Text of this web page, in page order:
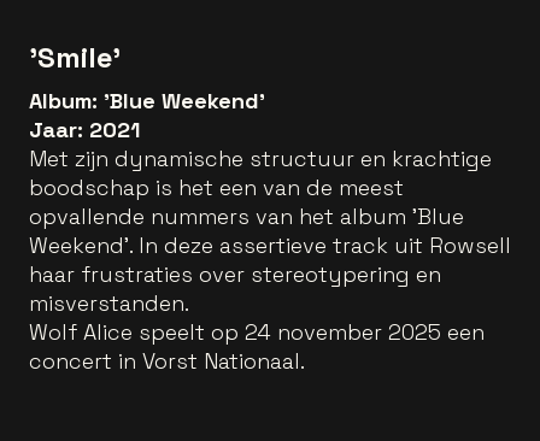
'Smile'
Album: 'Blue Weekend'
Jaar: 2021
Met zijn dynamische structuur en krachtige
boodschap is het een van de meest
opvallende nummers van het album 'Blue
Weekend'. In deze assertieve track uit Rowsell
haar frustraties over stereotypering en
misverstanden.
Wolf Alice speelt op 24 november 2025 een
concert in Vorst Nationaal.